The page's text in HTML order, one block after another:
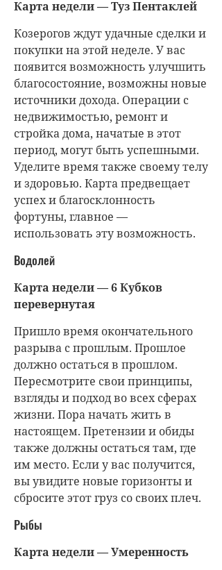
Карта недели — Туз Пентаклей
Козерогов ждут удачные сделки и
покупки на этой неделе. У вас
появится возможность улучшить
благосостояние, возможны новые
источники дохода. Операции с
недвижимостью, ремонт и
стройка дома, начатые в этот
период, могут быть успешными.
Уделите время также своему телу
и здоровью. Карта предвещает
успех и благосклонность
фортуны, главное —
использовать эту возможность.
Водолей
Карта недели — 6 Кубков
перевернутая
Пришло время окончательного
разрыва с прошлым. Прошлое
должно остаться в прошлом.
Пересмотрите свои принципы,
взгляды и подход во всех сферах
жизни. Пора начать жить в
настоящем. Претензии и обиды
также должны остаться там, где
им место. Если у вас получится,
вы увидите новые горизонты и
сбросите этот груз со своих плеч.
Рыбы
Карта недели — Умеренность